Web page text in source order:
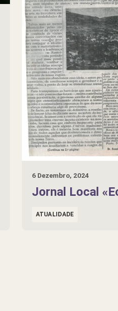
6 Dezembro, 2024
Jornal Local
ATUALIDADE